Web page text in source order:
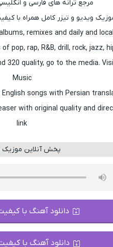
مرجع ترانه های فارسی و
ویدیو و تیزر کامل همراه با
remixes and daily and
pop, rap, R&B, drill, rock, jazz,
320 quality, go to the media.
Music
songs with Persian
with original quality and
link
پخش آنلاین
دانلود آهنگ با کیفیت
دانلود آهنگ با کیفیت